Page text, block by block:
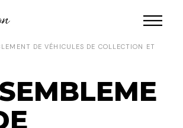
DE VÉHICULES DE COLLECTION ET